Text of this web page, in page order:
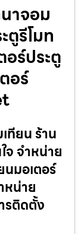
าจอม
ตูรีโมท
อร์ประตู
อร์
ทียน ร้าน
จ จำหน่าย
นมอเตอร์
หน่าย
รติดตั้ง